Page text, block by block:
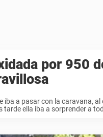
por 950
iba a pasar con la caravana, al
tarde ella iba a sorprender a